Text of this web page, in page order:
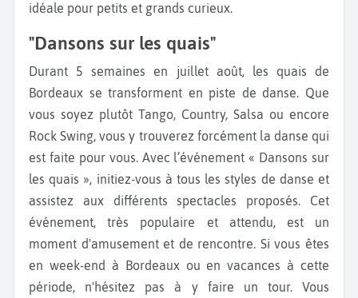
idéale pour petits et grands curieux.
"Dansons sur les quais"
Durant 5 semaines en juillet août, les quais de
Bordeaux se transforment en piste de danse. Que
vous soyez plutôt Tango, Country, Salsa ou encore
Rock Swing, vous y trouverez forcément la danse qui
est faite pour vous. Avec l’événement « Dansons sur
les quais », initiez-vous à tous les styles de danse et
assistez aux différents spectacles proposés. Cet
événement, très populaire et attendu, est un
moment d'amusement et de rencontre. Si vous êtes
en week-end à Bordeaux ou en vacances à cette
période, n'hésitez pas à y faire un tour. Vous